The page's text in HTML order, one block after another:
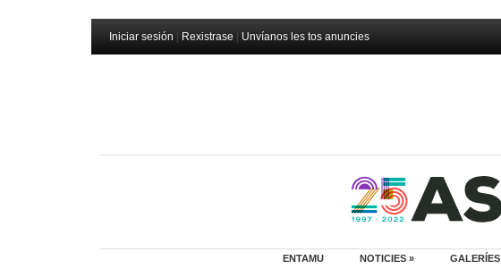
Iniciar sesión Rexistrase Unvíanos les tos anuncies
ENTAMU NOTICIES » GALERÍES